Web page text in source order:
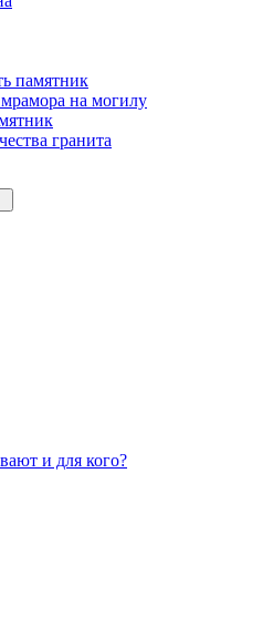
памятник
на могилу
гранита
и для кого?